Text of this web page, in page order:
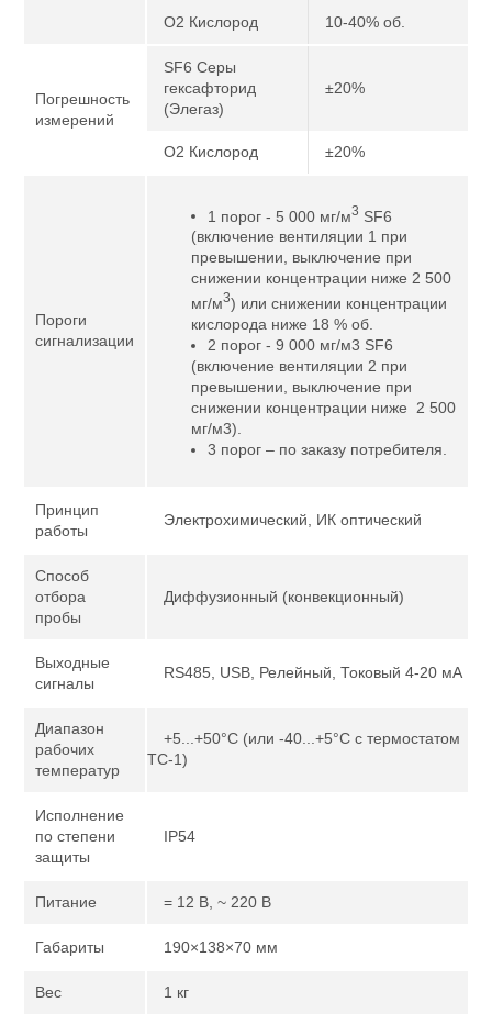
O2 Кислород 10-40% об.
Погрешность
измерений
SF6 Серы
гексафторид
(Элегаз)
±20%
O2 Кислород ±20%
Пороги
сигнализации
1 порог - 5 000 мг/м3 SF6
(включение вентиляции 1 при
превышении, выключение при
снижении концентрации ниже 2 500
мг/м3) или снижении концентрации
кислорода ниже 18 % об.
2 порог - 9 000 мг/м3 SF6
(включение вентиляции 2 при
превышении, выключение при
снижении концентрации ниже 2 500
мг/м3).
3 порог – по заказу потребителя.
Принцип
работы
Электрохимический, ИК оптический
Способ
отбора
пробы
Диффузионный (конвекционный)
Выходные
сигналы
RS485, USB, Релейный, Токовый 4-20 мА
Диапазон
рабочих
температур
+5...+50°С (или -40...+5°С с термостатом
ТС-1)
Исполнение
по степени
защиты
IP54
Питание = 12 В, ~ 220 В
Габариты 190×138×70 мм
Вес 1 кг